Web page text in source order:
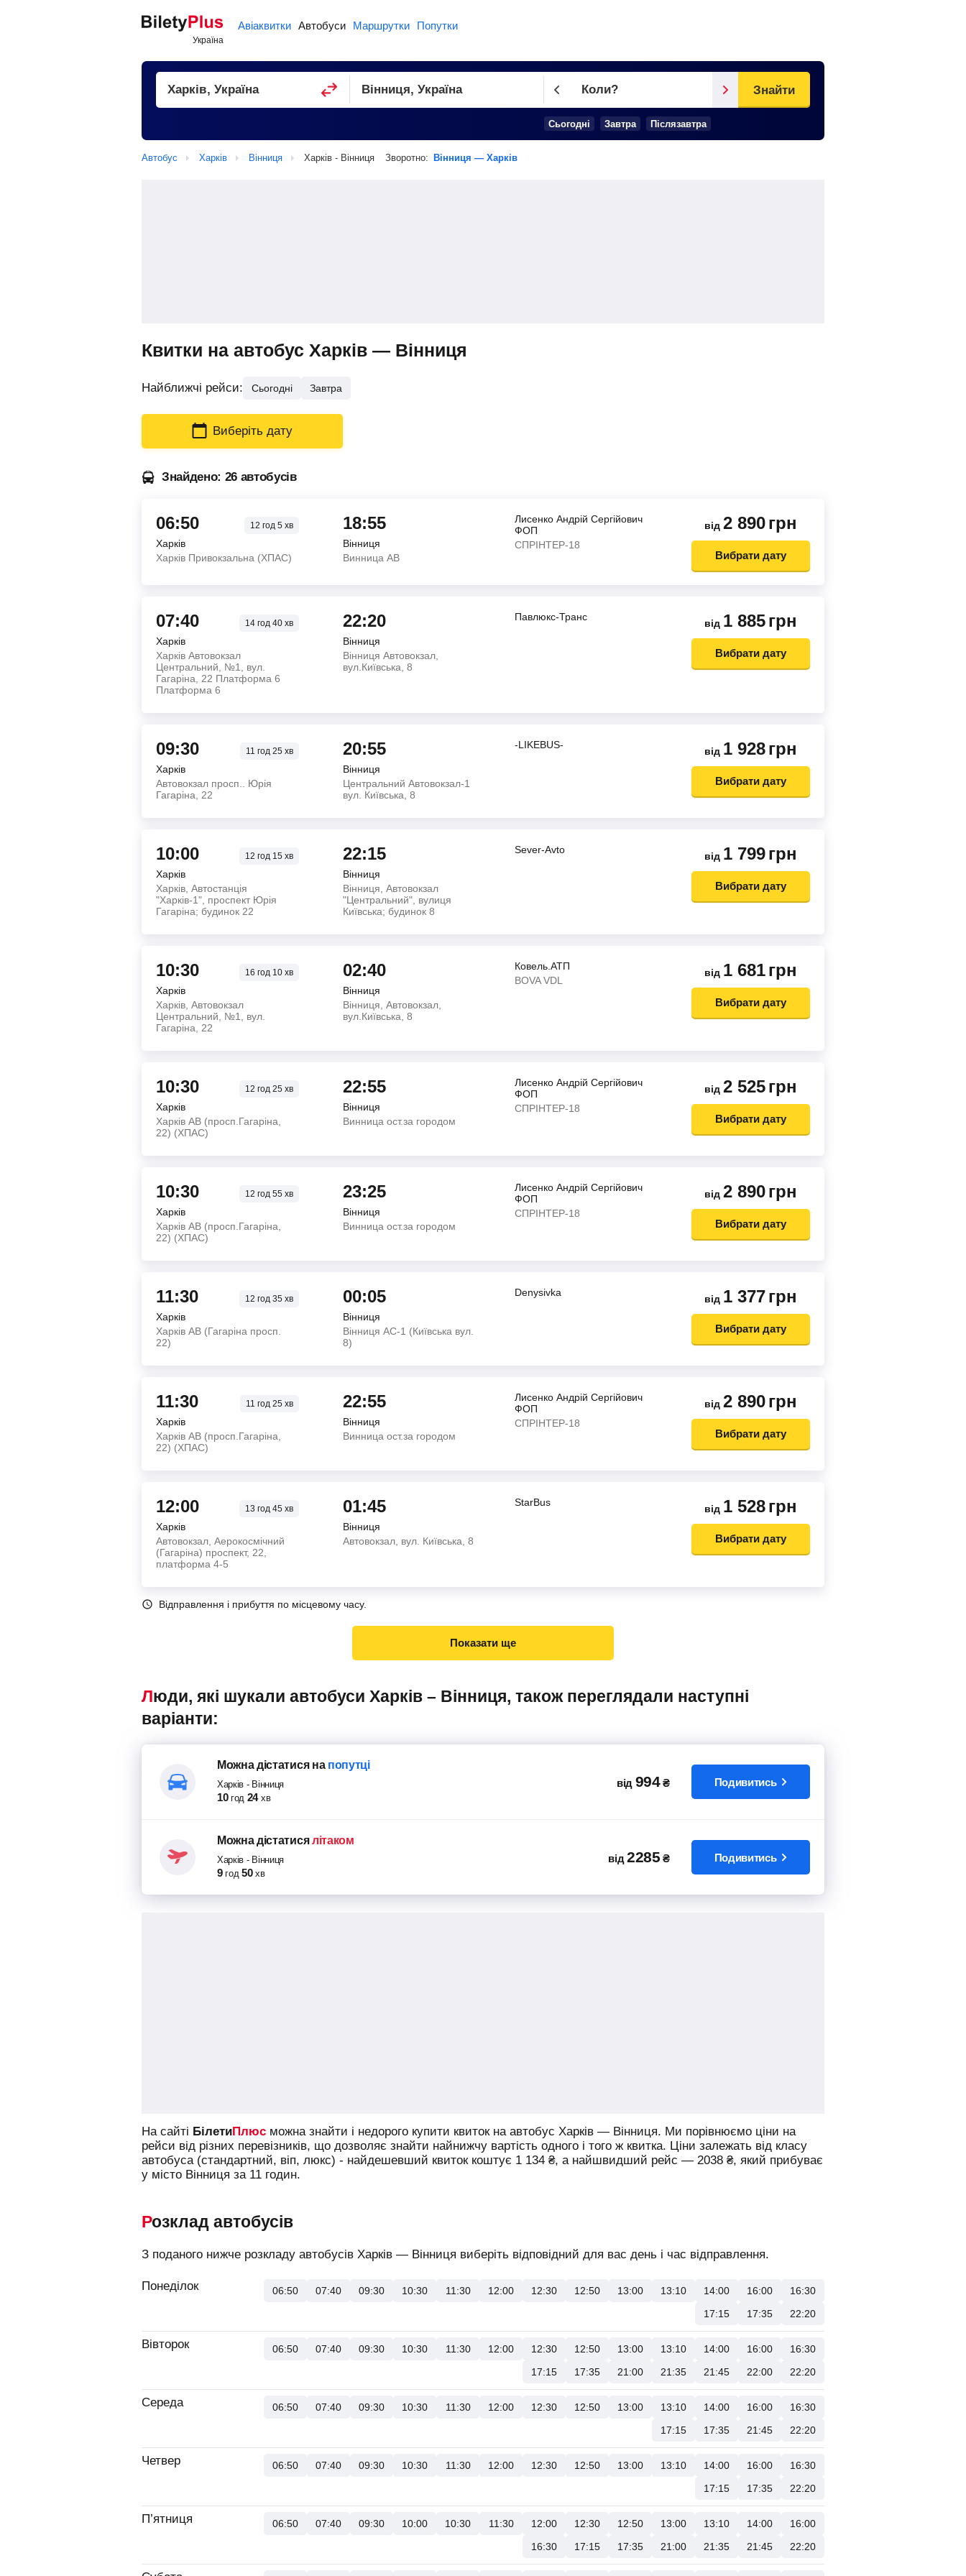
Авіаквитки Автобуси Маршрутки Попутки
Коли?
Cьогодні Завтра Післязавтра
Знайти
Автобус Харків Вінниця Харків - Вінниця Зворотно: Вінниця — Харків
Квитки на автобус Харків — Вінниця
Найближчі рейси: Сьогодні Завтра
Виберіть дату
Знайдено: 26 автобусів
06:50 12 год5 хв
Харків
Харків Привокзальна (ХПАС)
18:55
Вінниця
Винница АВ
Лисенко Андрiй Сергiйович
ФОП
СПРІНТЕР-18
від 2 890грн
Вибрати дату
07:40 14 год40 хв
Харків
Харків Автовокзал
Центральний, №1, вул.
Гагаріна, 22 Платформа 6
Платформа 6
22:20
Вінниця
Вінниця Автовокзал,
вул.Київська, 8
Павлюкс-Транс
від 1 885грн
Вибрати дату
09:30 11 год25 хв
Харків
Автовокзал просп.. Юрія
Гагаріна, 22
20:55
Вінниця
Центральний Автовокзал-1
вул. Київська, 8
-LIKEBUS-
від 1 928грн
Вибрати дату
10:00 12 год15 хв
Харків
Харків, Автостанція
"Харків-1", проспект Юрія
Гагаріна; будинок 22
22:15
Вінниця
Вінниця, Автовокзал
"Центральний", вулиця
Київська; будинок 8
Sever-Avto
від 1 799грн
Вибрати дату
10:30 16 год10 хв
Харків
Харків, Автовокзал
Центральний, №1, вул.
Гагаріна, 22
02:40
Вінниця
Вінниця, Автовокзал,
вул.Київська, 8
Ковель.АТП
BOVA VDL
від 1 681грн
Вибрати дату
10:30 12 год25 хв
Харків
Харків АВ (просп.Гагаріна,
22) (ХПАС)
22:55
Вінниця
Винница ост.за городом
Лисенко Андрiй Сергiйович
ФОП
СПРІНТЕР-18
від 2 525грн
Вибрати дату
10:30 12 год55 хв
Харків
Харків АВ (просп.Гагаріна,
22) (ХПАС)
23:25
Вінниця
Винница ост.за городом
Лисенко Андрiй Сергiйович
ФОП
СПРІНТЕР-18
від 2 890грн
Вибрати дату
11:30 12 год35 хв
Харків
Харків АВ (Гагаріна просп.
22)
00:05
Вінниця
Вінниця АС-1 (Київська вул.
8)
Denysivka
від 1 377грн
Вибрати дату
11:30 11 год25 хв
Харків
Харків АВ (просп.Гагаріна,
22) (ХПАС)
22:55
Вінниця
Винница ост.за городом
Лисенко Андрiй Сергiйович
ФОП
СПРІНТЕР-18
від 2 890грн
Вибрати дату
12:00 13 год45 хв
Харків
Автовокзал, Аерокосмічний
(Гагаріна) проспект, 22,
платформа 4-5
01:45
Вінниця
Автовокзал, вул. Київська, 8
StarBus
від 1 528грн
Вибрати дату
Відправлення і прибуття по місцевому часу.
Показати ще
Люди, які шукали автобуси Харків – Вінниця, також переглядали наступні
варіанти:
Можна дістатисяна попутці
Харків - Вінниця
10 год 24 хв
від 994 ₴ Подивитись
Можна дістатися літаком
Харків - Вінниця
9 год 50 хв
від 2285 ₴ Подивитись
На сайті БілетиПлюс можна знайти і недорого купити квиток на автобус Харків — Вінниця. Ми порівнюємо ціни на
рейси від різних перевізників, що дозволяє знайти найнижчу вартість одного і того ж квитка. Ціни залежать від класу
автобуса (стандартний, віп, люкс) - найдешевший квиток коштує 1 134 ₴, а найшвидший рейс — 2038 ₴, який прибуває
у місто Вінниця за 11 годин.
Розклад автобусів
З поданого нижче розкладу автобусів Харків — Вінниця виберіть відповідний для вас день і час відправлення.
Понеділок 06:50 07:40 09:30 10:30 11:30 12:00 12:30 12:50 13:00 13:10 14:00 16:00
16:30
17:15
17:35 22:20
Вівторок 06:50 07:40 09:30 10:30 11:30 12:00 12:30 12:50 13:00 13:10 14:00 16:00
16:30
17:15
17:35 21:00 21:35 21:45 22:00 22:20
Середа 06:50 07:40 09:30 10:30 11:30 12:00 12:30 12:50 13:00 13:10 14:00 16:00
16:30
17:15
17:35 21:45 22:20
Четвер 06:50 07:40 09:30 10:30 11:30 12:00 12:30 12:50 13:00 13:10 14:00 16:00
16:30
17:15
17:35 22:20
П’ятниця 06:50 07:40 09:30 10:00 10:30 11:30 12:00 12:30 12:50 13:00 13:10 14:00
16:00
16:30
17:15 17:35 21:00 21:35 21:45 22:20